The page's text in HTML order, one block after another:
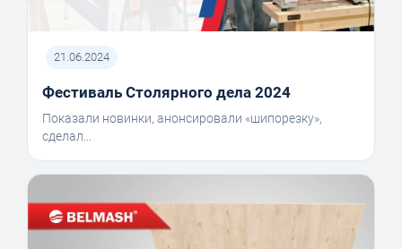
21.06.2024
Фестиваль Столярного дела 2024
Показали новинки, анонсировали «шипорезку»,
сделал...